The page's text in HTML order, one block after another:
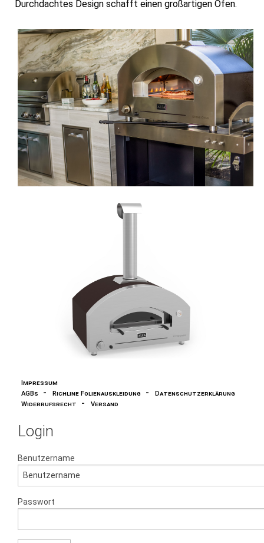
Durchdachtes Design schafft einen großartigen Ofen.
Impressum
AGBs
- Richline Folienauskleidung -
Datenschutzerklärung
Widerrufsrecht
- Versand
Login
Benutzername
Passwort